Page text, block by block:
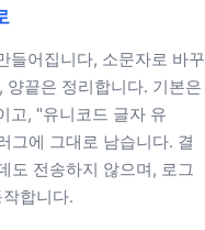
들어집니다, 소문자로 바꾸
끝은 정리합니다. 기본은
고, "유니코드 글자 유
그에 그대로 남습니다. 결
도 전송하지 않으며, 로그
합니다.